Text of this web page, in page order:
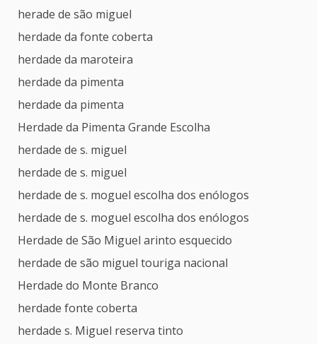
herade de são miguel
herdade da fonte coberta
herdade da maroteira
herdade da pimenta
herdade da pimenta
Herdade da Pimenta Grande Escolha
herdade de s. miguel
herdade de s. miguel
herdade de s. moguel escolha dos enólogos
herdade de s. moguel escolha dos enólogos
Herdade de São Miguel arinto esquecido
herdade de são miguel touriga nacional
Herdade do Monte Branco
herdade fonte coberta
herdade s. Miguel reserva tinto